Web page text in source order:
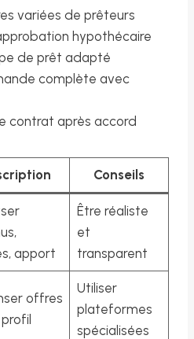
variées de prêteurs
hypothécaire
de prêt adapté
complète avec
contrat après accord
Conseils
apport
Être réaliste
et
transparent
offres
Utiliser
plateformes
spécialisées